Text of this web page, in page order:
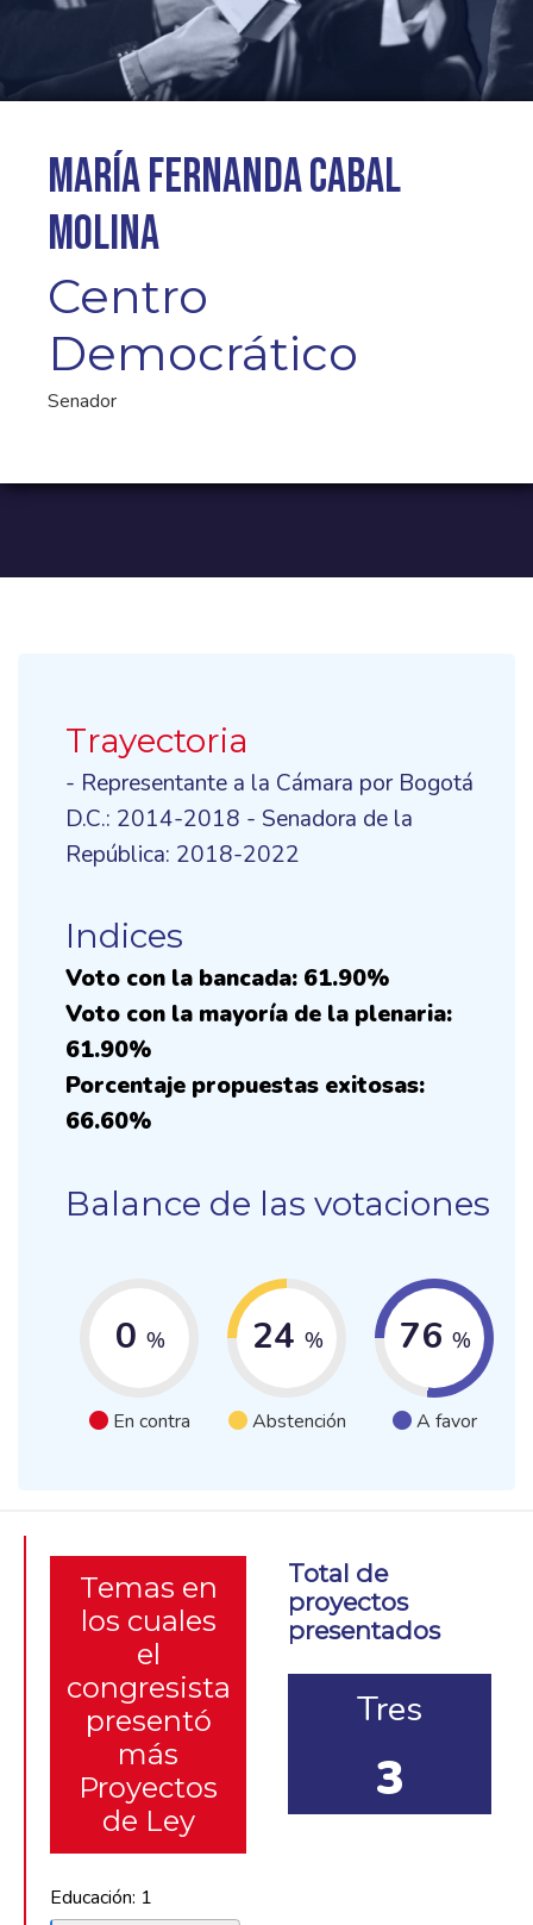
María Fernanda Cabal
Molina
Centro
Democrático
Senador
Trayectoria
- Representante a la Cámara por Bogotá
D.C.: 2014-2018 - Senadora de la
República: 2018-2022
Indices
Voto con la bancada: 61.90%
Voto con la mayoría de la plenaria:
61.90%
Porcentaje propuestas exitosas:
66.60%
Balance de las votaciones
0 %
En contra
24 %
Abstención
76 %
A favor
Temas en
los cuales
el
congresista
presentó
más
Proyectos
de Ley
Educación: 1
Total de
proyectos
presentados
Tres
3